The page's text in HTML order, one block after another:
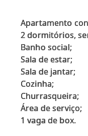
Apartamento
2 dormitórios,
Banho social;
Sala de estar;
Sala de jantar;
Cozinha;
Churrasqueira;
Área de serviço;